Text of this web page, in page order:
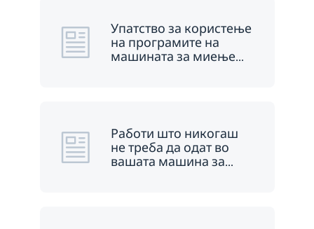
Упатство за користење
на програмите на
машината за миење…
Работи што никогаш
не треба да одат во
вашата машина за…